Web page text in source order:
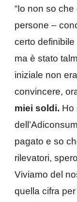
“Io non so
persone –
certo
ma è stato
iniziale non
convincere,
miei soldi. Ho
pagato e so
rilevatori,
Viviamo del
quella cifra